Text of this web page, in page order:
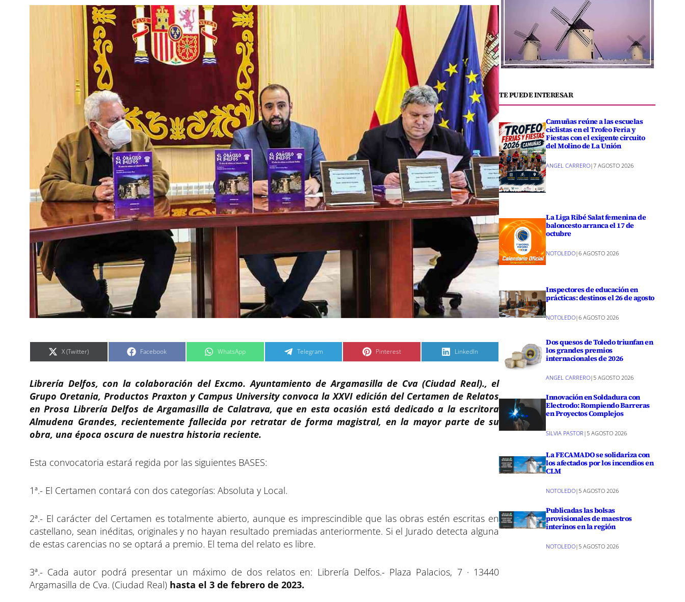
C
m
r
t
i
r
e
n
X (Twitter) C
m
r
t
i
r
n
Facebook C
m
r
t
i
r
e
n
WhatsApp C
m
r
t
i
r
e
n
Telegram C
m
r
t
i
r
e
n
Pinterest C
m
r
t
i
r
e
n
LinkedIn
Librería Delfos, con la colaboración del Excmo. Ayuntamiento de Argamasilla de Cva (Ciudad Real)., el
Grupo Oretania, Productos Praxton y Campus University convoca la XXVI edición del Certamen de Relatos
en Prosa Librería Delfos de Argamasilla de Calatrava, que en esta ocasión está dedicado a la escritora
Almudena Grandes, recientemente fallecida por retratar de forma magistral, en la mayor parte de su
obra, una época oscura de nuestra historia reciente.
Esta convocatoria estará regida por las siguientes BASES:
1ª.- El Certamen contará con dos categorías: Absoluta y Local.
2ª.- El carácter del Certamen es totalmente abierto, aunque es imprescindible que las obras estén escritas en
castellano, sean inéditas, originales y no hayan resultado premiadas anteriormente. Si el Jurado detecta alguna
de estas carencias no se optará a premio. El tema del relato es libre.
3ª.- Cada autor podrá presentar un máximo de dos relatos en: Librería Delfos.- Plaza Palacios, 7 · 13440
Argamasilla de Cva. (Ciudad Real) hasta el 3 de febrero de 2023.
TE PUEDE INTERESAR
Camuñas reúne a las escuelas
ciclistas en el Trofeo Feria y
Fiestas con el exigente circuito
del Molino de La Unión
ANGEL CARRERO|7 AGOSTO 2026
La Liga Ribé Salat femenina de
baloncesto arranca el 17 de
octubre
NOTOLEDO|6 AGOSTO 2026
Inspectores de educación en
prácticas: destinos el 26 de agosto
NOTOLEDO|6 AGOSTO 2026
Dos quesos de Toledo triunfan en
los grandes premios
internacionales de 2026
ANGEL CARRERO|5 AGOSTO 2026
Innovación en Soldadura con
Electrodo: Rompiendo Barreras
en Proyectos Complejos
SILVIA PASTOR | 5 AGOSTO 2026
La FECAMADO se solidariza con
los afectados por los incendios en
CLM
NOTOLEDO|5 AGOSTO 2026
Publicadas las bolsas
provisionales de maestros
interinos en la región
NOTOLEDO| 5 AGOSTO 2026